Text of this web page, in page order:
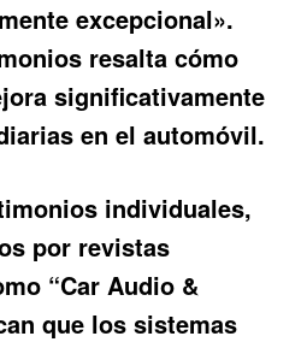
excepcional».
resalta cómo
significativamente
en el automóvil.
individuales,
por revistas
“Car Audio &
que los sistemas